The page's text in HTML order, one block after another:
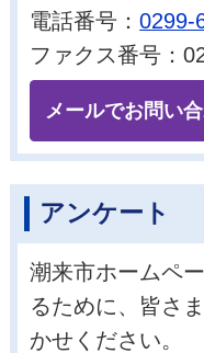
電話番号：0299-
ファクス番号：
メールでお問い
アンケート
潮来市ホームペ
るために、皆さ
かせください。